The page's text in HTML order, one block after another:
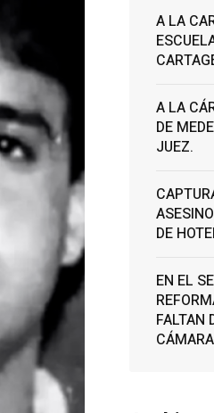
A LA
A LA
DE
JUEZ.
DE
EN EL
FALTAN